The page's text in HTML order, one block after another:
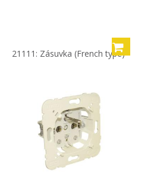
21111: Zásuvka (French type)